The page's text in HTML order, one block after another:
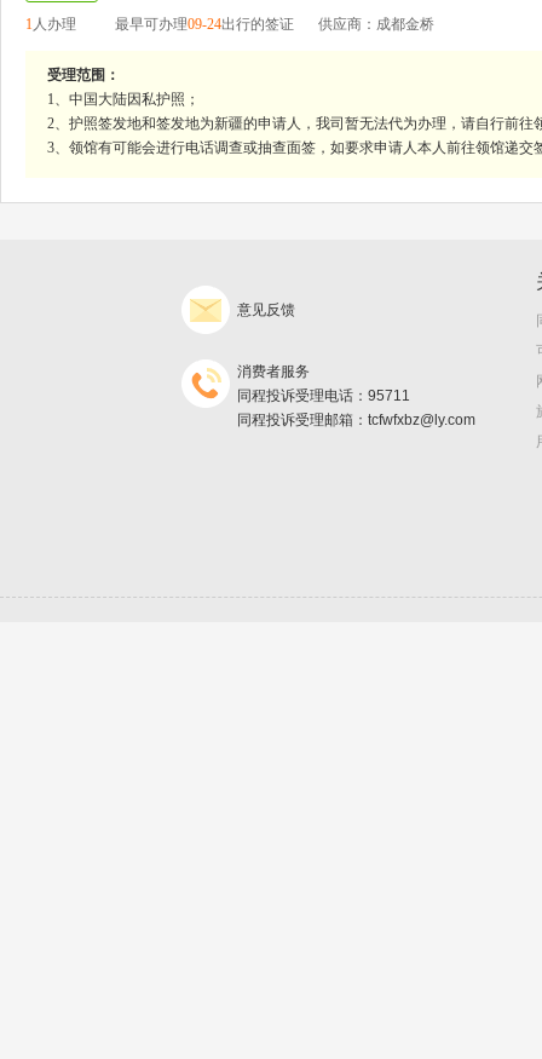
1人办理 最早可办理09-24出行的签证 供应商：成都金桥
受理范围：
1、中国大陆因私护照；
2、护照签发地和签发地为新疆的申请人，我司暂无法代为办理，请自行前往
3、领馆有可能会进行电话调查或抽查面签，如要求申请人本人前往领馆递
意见反馈
消费者服务
同程投诉受理电话：95711
同程投诉受理邮箱：tcfwfxbz@ly.com